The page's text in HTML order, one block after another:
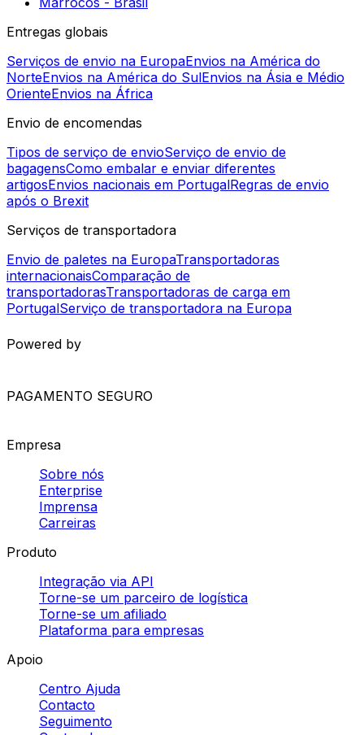
Argentina - Brasil
Angola - Zâmbia
Brasil - Egito
Canadá - Portugal (continente)
Brasil - Suécia
Bélgica - Brasil
Brasil - Japão
Marrocos - Brasil
Entregas globais
Serviços de envio na EuropaEnvios na América do
NorteEnvios na América do SulEnvios na Ásia e Médio
OrienteEnvios na África
Envio de encomendas
Tipos de serviço de envio
após o Brexit
Envio de paletes na Europa
internacionaisComparação de
transportadoras
PortugalServiço de transportadora na Europa
Empresa
Enterprise
Carreiras
Produto